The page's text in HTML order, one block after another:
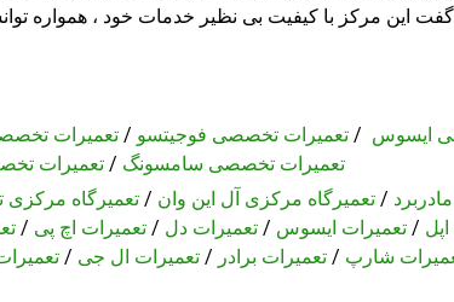
این مرکز با کیفیت بی نظیر خدمات خود ، همواره
ایسوس / تعمیرات تخصصی فوجیتسو / تعمیرات
تعمیرات تخصصی سامسونگ /تعمیرات
/تعمیرگاه مرکزی آل این وان /تعمیرگاه مرکزی
/تعمیرات ایسوس /تعمیرات دل /تعمیرات اچ پی /
شارپ /تعمیرات برادر /تعمیرات ال جی /